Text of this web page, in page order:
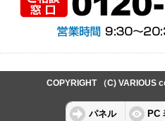
COPYRIGHT （C) VARIOUS
パネル PC